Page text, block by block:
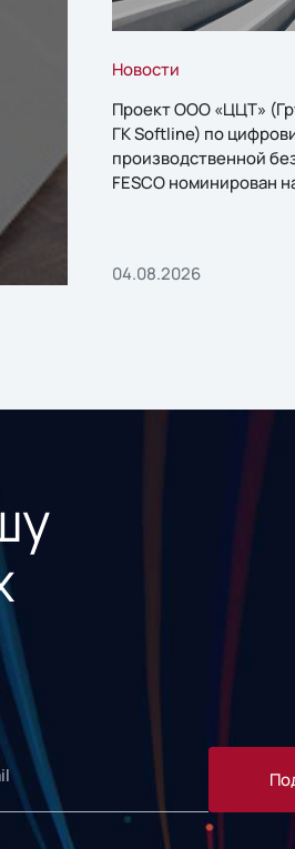
Новости
Проект ООО «ЦЦТ»
ГК Softline) по
производственной
FESCO номинирован
04.08.2026